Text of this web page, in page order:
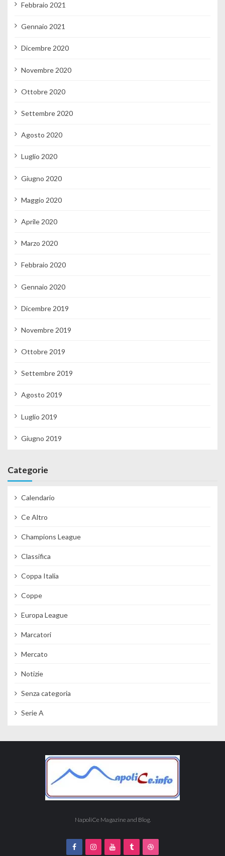
Febbraio 2021
Gennaio 2021
Dicembre 2020
Novembre 2020
Ottobre 2020
Settembre 2020
Agosto 2020
Luglio 2020
Giugno 2020
Maggio 2020
Aprile 2020
Marzo 2020
Febbraio 2020
Gennaio 2020
Dicembre 2019
Novembre 2019
Ottobre 2019
Settembre 2019
Agosto 2019
Luglio 2019
Giugno 2019
Categorie
Calendario
Ce Altro
Champions League
Classifica
Coppa Italia
Coppe
Europa League
Marcatori
Mercato
Notizie
Senza categoria
Serie A
NapoliCe Magazine and Blog.